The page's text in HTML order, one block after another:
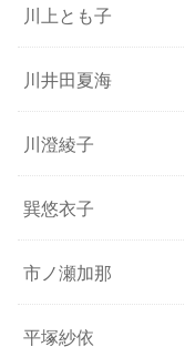
川上とも子
川井田夏海
川澄綾子
巽悠衣子
市ノ瀬加那
平塚紗依